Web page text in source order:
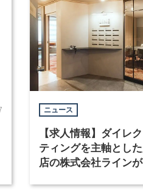
ニュース
【求人情報】ダイレ
ティングを主軸とし
店の株式会社ライン